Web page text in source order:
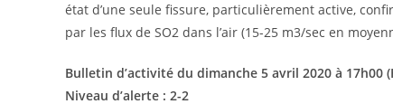
état d’une seule fissure, particulièrement active,
par les flux de SO2 dans l’air (15-25 m3/sec en
Bulletin d’activité du dimanche 5 avril 2020 à 17h00
Niveau d’alerte : 2-2